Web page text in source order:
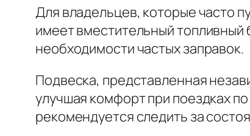
Для владельцев, которые часто
имеет вместительный топливный
необходимости частых заправок.
Подвеска, представленная
улучшая комфорт при поездках
рекомендуется следить за